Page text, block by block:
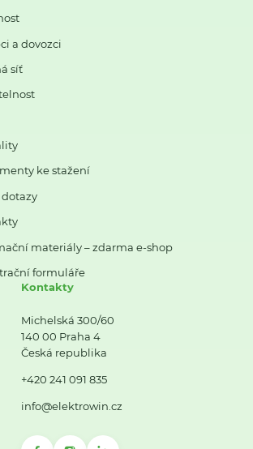
a dovozci
síť
ke stažení
dotazy
materiály – zdarma e-shop
formuláře
Kontakty
Michelská 300/60
140 00 Praha 4
Česká republika
+420 241 091 835
info@elektrowin.cz